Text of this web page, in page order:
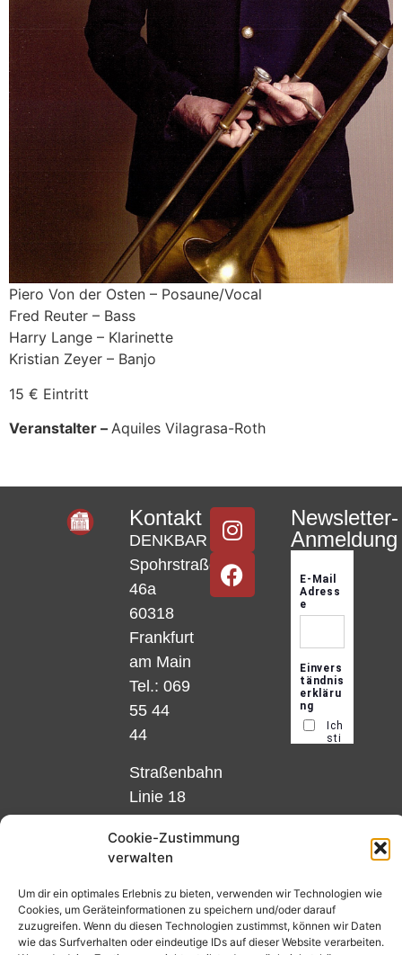
Cookie-Zustimmung
verwalten
Um dir ein optimales Erlebnis zu bieten, verwenden wir Technologien wie
Cookies, um Geräteinformationen zu speichern und/oder darauf
zuzugreifen. Wenn du diesen Technologien zustimmst, können wir Daten
wie das Surfverhalten oder eindeutige IDs auf dieser Website verarbeiten.
Piero Von der Osten – Posaune/Vocal
Fred Reuter – Bass
Harry Lange – Klarinette
Kristian Zeyer – Banjo
15 € Eintritt
Veranstalter – Aquiles Vilagrasa-Roth
Kontakt
DENKBAR
Spohrstraße
46a
60318
Frankfurt
am Main
Tel.: 069
55 44
44
Straßenbahn
Linie 18
und 12,
Haltestelle
Matthias-
Beltz-
Platz
oder
Newsletter-
Anmeldung